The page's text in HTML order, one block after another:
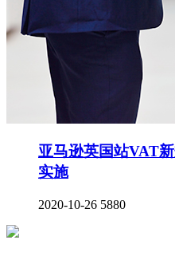
亚马逊英国站VAT
实施
2020-10-26 5880